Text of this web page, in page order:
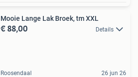
Mooie Lange Lak Broek, tm XXL
€ 88,00 Details
Roosendaal 26 jun 26